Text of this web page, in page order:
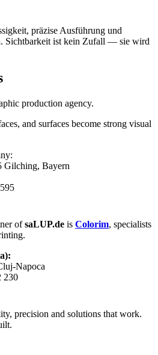
präzise Ausführung und
Sichtbarkeit ist kein Zufall — sie wird
production agency.
and surfaces become strong visual
Gilching, Bayern
ofsaLUP.de is Colorim, specialists
Napoca
230
precision and solutions that work.